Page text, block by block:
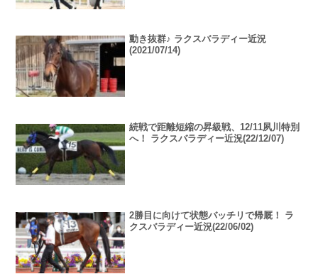
動き抜群♪ ラクスバラディー近況
(2021/07/14)
続戦で距離短縮の昇級戦、12/11夙川特別
へ！ ラクスバラディー近況(22/12/07)
2勝目に向けて状態バッチリで帰厩！ ラ
クスバラディー近況(22/06/02)